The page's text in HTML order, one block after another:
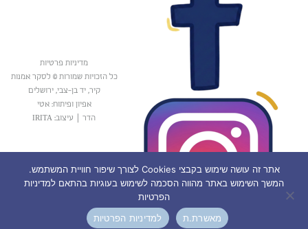
מדיניות פרטיות
כל הזכויות שמורות © לסקר אמנות
קיר, יד בן-צבי, ירושלים
אפיון ופיתוח: אטי
הדר
עיצוב: IRITA
אתר זה עושה שימוש בקבצי Cookies לצורך שיפור חוויית המשתמש.
המשך השימוש באתר מהווה הסכמה לשימוש בעוגיות בהתאם למדיניות
הפרטיות
מאשרת.ת
למדיניות הפרטיות